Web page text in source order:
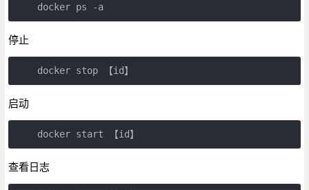
    docker ps -a
停止
启动
查看日志